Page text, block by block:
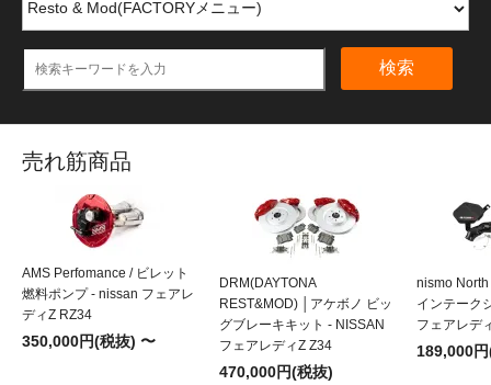
検索
売れ筋商品
AMS Perfomance / ビレット
燃料ポンプ - nissan フェアレ
ディZ RZ34
350,000円(税抜) 〜
DRM(DAYTONA
REST&MOD) │アケボノ ビッ
グブレーキキット - NISSAN
フェアレディZ Z34
470,000円(税抜)
nismo
インテーク
フェアレデ
189,000